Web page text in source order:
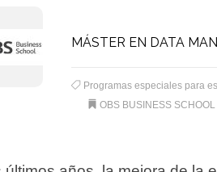
MÁSTER EN DATA
Programas especiales para
OBS BUSINESS SCHOOL